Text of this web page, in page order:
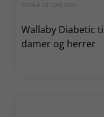
EMBLA OF SWEDEN
Wallaby Diabetic
damer og herrer